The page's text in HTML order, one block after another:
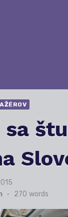
sa
- 270 words